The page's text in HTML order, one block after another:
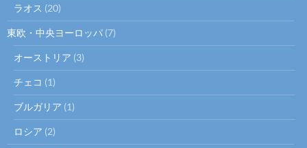
ラオス (20)
東欧・中央ヨーロッパ (7)
オーストリア (3)
チェコ (1)
ブルガリア (1)
ロシア (2)